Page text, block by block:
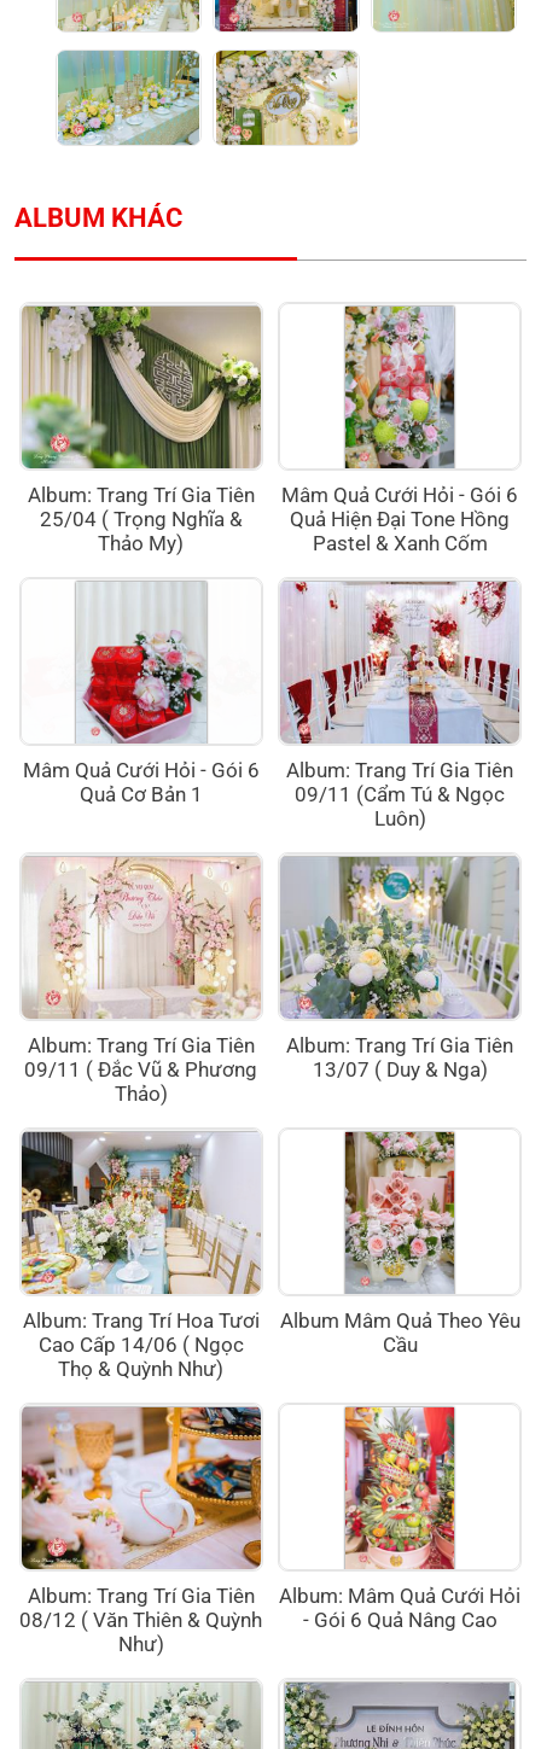
ALBUM KHÁC
Album: Trang Trí Gia Tiên
25/04 ( Trọng Nghĩa &
Thảo My)
Mâm Quả Cưới Hỏi - Gói 6
Quả Hiện Đại Tone Hồng
Pastel & Xanh Cốm
Mâm Quả Cưới Hỏi - Gói 6
Quả Cơ Bản 1
Album: Trang Trí Gia Tiên
09/11 (Cẩm Tú & Ngọc
Luôn)
Album: Trang Trí Gia Tiên
09/11 ( Đắc Vũ & Phương
Thảo)
Album: Trang Trí Gia Tiên
13/07 ( Duy & Nga)
Album: Trang Trí Hoa Tươi
Cao Cấp 14/06 ( Ngọc
Thọ & Quỳnh Như)
Album Mâm Quả Theo Yêu
Cầu
Album: Trang Trí Gia Tiên
08/12 ( Văn Thiên & Quỳnh
Như)
Album: Mâm Quả Cưới Hỏi
- Gói 6 Quả Nâng Cao